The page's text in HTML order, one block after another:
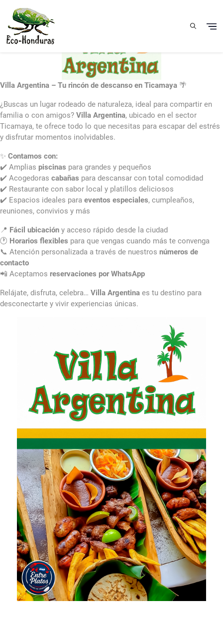
Villa Argentina – Tu rincón de descanso en Ticamaya 🌴
¿Buscas un lugar rodeado de naturaleza, ideal para compartir en
familia o con amigos? Villa Argentina, ubicado en el sector
Ticamaya, te ofrece todo lo que necesitas para escapar del estrés
y disfrutar momentos inolvidables.
✨ Contamos con:
✔️ Amplias piscinas para grandes y pequeños
✔️ Acogedoras cabañas para descansar con total comodidad
✔️ Restaurante con sabor local y platillos deliciosos
✔️ Espacios ideales para eventos especiales, cumpleaños,
reuniones, convivios y más
📍 Fácil ubicación y acceso rápido desde la ciudad
🕐 Horarios flexibles para que vengas cuando más te convenga
📞 Atención personalizada a través de nuestros números de
contacto
📲 Aceptamos reservaciones por WhatsApp
Relájate, disfruta, celebra… Villa Argentina es tu destino para
desconectarte y vivir experiencias únicas.